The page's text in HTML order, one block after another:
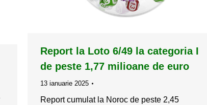
Report la Loto 6/49 la categoria I
de peste 1,77 milioane de euro
13 ianuarie 2025
Report cumulat la Noroc de peste 2,45